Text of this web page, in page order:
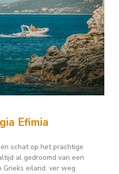
Efimia
schat op het prachtige
al gedroomd van een
eiland, ver weg